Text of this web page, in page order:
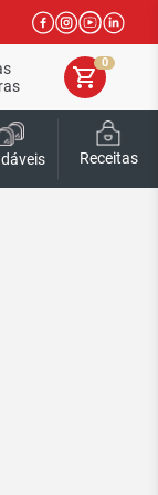
shopping_cart
0
Receitas